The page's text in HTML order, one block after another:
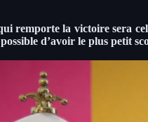
remportela victoire sera
d’avoir le plus petit